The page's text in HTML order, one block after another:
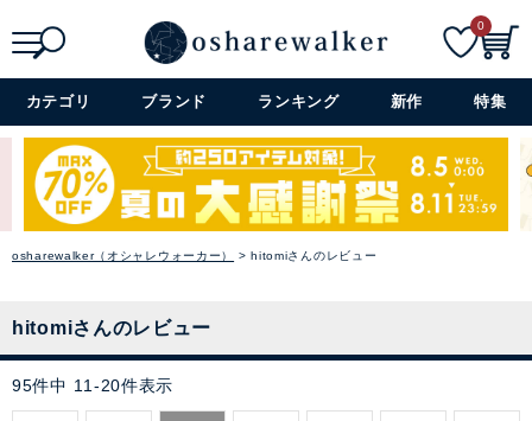
詳細検索+
0
カテゴリ ブランド ランキング 新作 特集
osharewalker（オシャレウォーカー） hitomiさんのレビュー
hitomiさんのレビュー
95件中 11 -20件表示